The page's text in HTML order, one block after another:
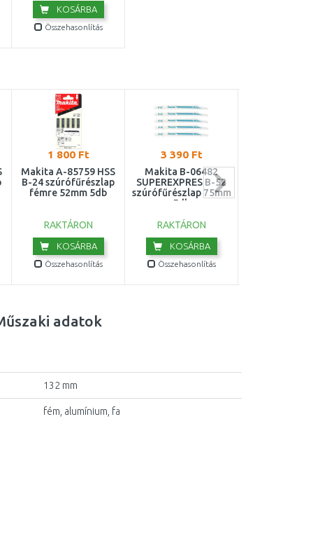
KOSÁRBA
Összehasonlítás
1 800 Ft
Makita A-85759 HSS
B-24 szúrófűrészlap
fémre 52mm 5db
RAKTÁRON
KOSÁRBA
Összehasonlítás
3 390 Ft
Makita B-06482
SUPEREXPRES B-52
szúrófűrészlap 75mm
5db
RAKTÁRON
KOSÁRBA
Összehasonlítás
adatok
132 mm
fém, alumínium, fa